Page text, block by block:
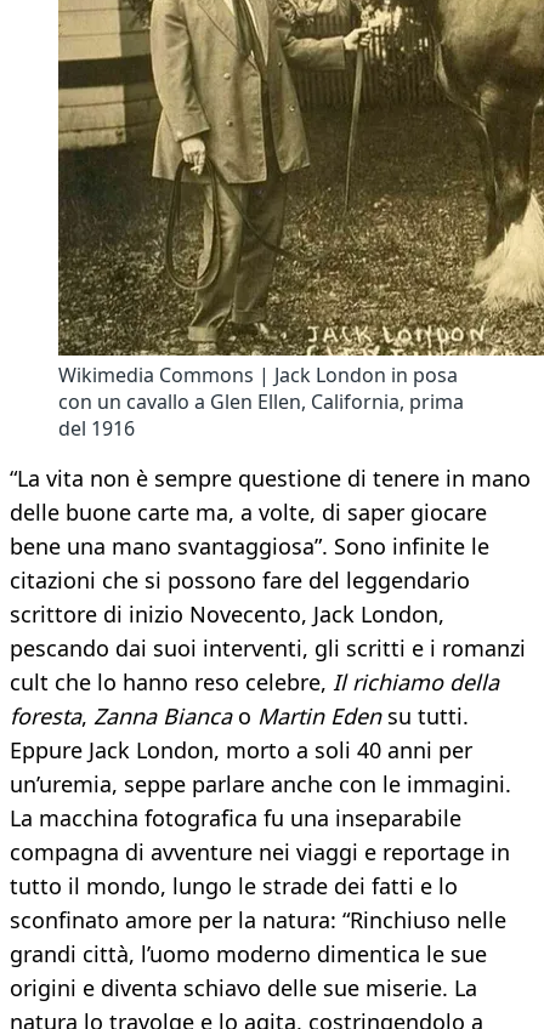
Wikimedia Commons | Jack London in posa
con un cavallo a Glen Ellen, California, prima
del 1916
“La vita non è sempre questione di tenere in mano
delle buone carte ma, a volte, di saper giocare
bene una mano svantaggiosa”. Sono infinite le
citazioni che si possono fare del leggendario
scrittore di inizio Novecento, Jack London,
pescando dai suoi interventi, gli scritti e i romanzi
cult che lo hanno reso celebre, Il richiamo della
foresta, Zanna Biancao Martin Eden su tutti.
Eppure Jack London, morto a soli 40 anni per
un’uremia, seppe parlare anche con le immagini.
La macchina fotografica fu una inseparabile
compagna di avventure nei viaggi e reportage in
tutto il mondo, lungo le strade dei fatti e lo
sconfinato amore per la natura: “Rinchiuso nelle
grandi città, l’uomo moderno dimentica le sue
origini e diventa schiavo delle sue miserie. La
natura lo travolge e lo agita, costringendolo a